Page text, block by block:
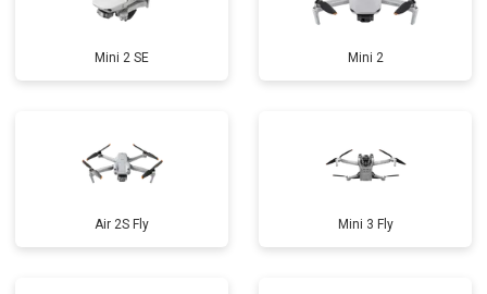
Mini 2 SE Mini 2
Air 2S Fly Mini 3 Fly